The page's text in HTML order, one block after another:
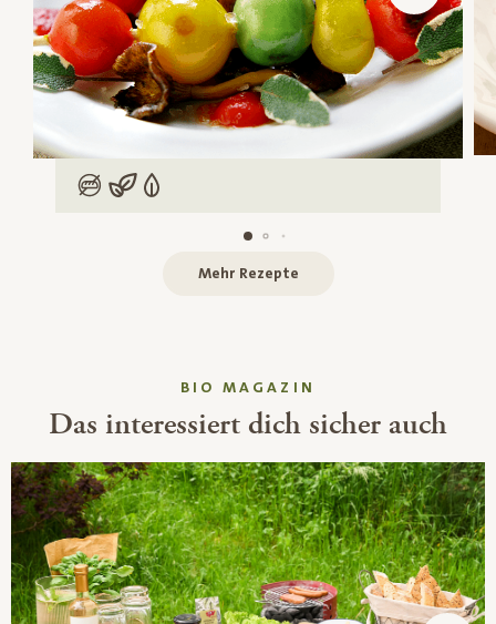
Low Carb
Vegan
Vegetarisch
Mehr Rezepte
BIO MAGAZIN
Das interessiert dich sicher auch